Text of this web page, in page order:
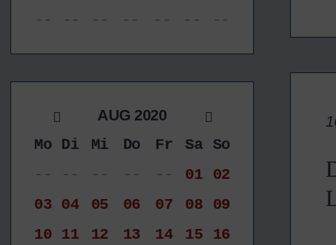
--
-- -- -- -- -- --
AUG 2020
Mo Di Mi Do Fr Sa
So
--
-- -- -- -- 01
02
03 04 05 06 07 08
09
10 11 12 13 14 15
16